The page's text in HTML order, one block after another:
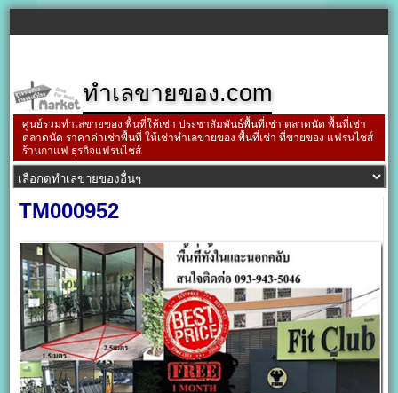
ทำเลขายของ.com
ศูนย์รวมทำเลขายของ พื้นที่ให้เช่า ประชาสัมพันธ์พื้นที่เช่า ตลาดนัด พื้นที่เช่า
ตลาดนัด ราคาค่าเช่าพื้นที่ ให้เช่าทำเลขายของ พื้นที่เช่า ที่ขายของ แฟรนไชส์
ร้านกาแฟ ธุรกิจแฟรนไชส์
TM000952